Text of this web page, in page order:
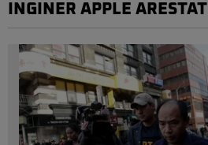
INGINER APPLE ARESTAT